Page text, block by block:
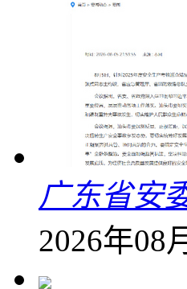
广东省安
2026年08